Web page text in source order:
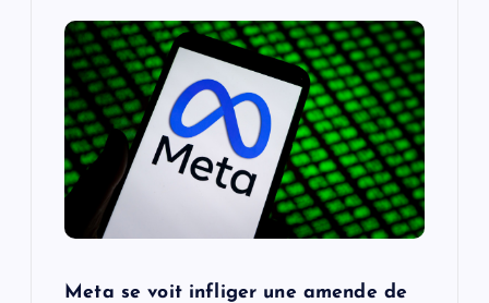
Meta se voit infliger une amende de